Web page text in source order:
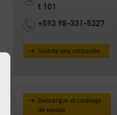
t 101
+593 98-331-5327
Solicite una cotización
Descargue el catálogo
de equipo